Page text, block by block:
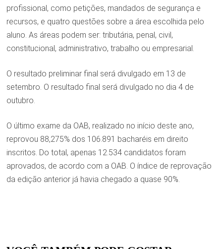
profissional, como petições, mandados de segurança e
recursos, e quatro questões sobre a área escolhida pelo
aluno. As áreas podem ser: tributária, penal, civil,
constitucional, administrativo, trabalho ou empresarial.
O resultado preliminar final será divulgado em 13 de
setembro. O resultado final será divulgado no dia 4 de
outubro.
O último exame da OAB, realizado no início deste ano,
reprovou 88,275% dos 106.891 bacharéis em direito
inscritos. Do total, apenas 12.534 candidatos foram
aprovados, de acordo com a OAB. O índice de reprovação
da edição anterior já havia chegado a quase 90%.